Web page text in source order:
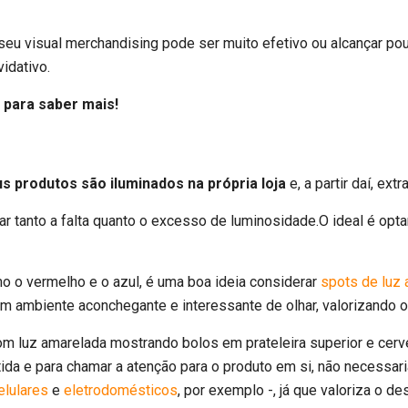
visual merchandising pode ser muito efetivo ou alcançar
saber mais!
produtos são iluminados na própria loja e, a partir daí,
tanto a falta quanto o excesso de luminosidade.O ideal é
o vermelho e o azul, é uma boa ideia considerar spots de luz
ambiente aconchegante e interessante de olhar, valorizando
e para chamar a atenção para o produto em si, não
e eletrodomésticos, por exemplo -, já que valoriza o